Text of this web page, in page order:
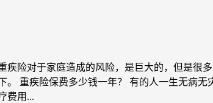
险对于家庭造成的风险，是巨大的，但是很
重疾险保费多少钱一年？ 有的人一生无病
费用...